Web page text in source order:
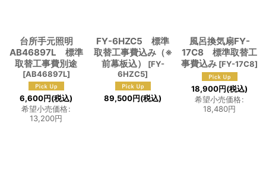
台所手元照明
AB46897L 標準
取替工事費別途
[AB46897L]
6,600円(税込)
希望小売価格:
13,200円
FY-6HZC5 標準
取替工事費込み（※
前幕板込）
[FY-
6HZC5]
89,500円(税込)
風呂換気扇FY-
17C8 標準取替工
事費込み [FY-17C8]
18,900円(税込)
希望小売価格:
18,480円